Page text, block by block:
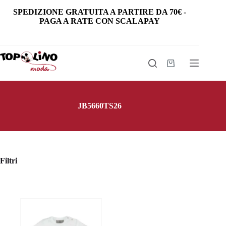
SPEDIZIONE GRATUITA A PARTIRE DA 70€ -
PAGA A RATE CON SCALAPAY
Carrello
JB5660TS26
Filtri